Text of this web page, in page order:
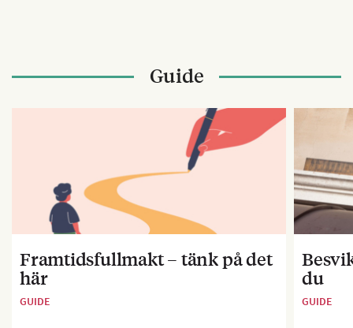
Guide
Framtidsfullmakt – tänk på det
här
GUIDE
du
GUIDE